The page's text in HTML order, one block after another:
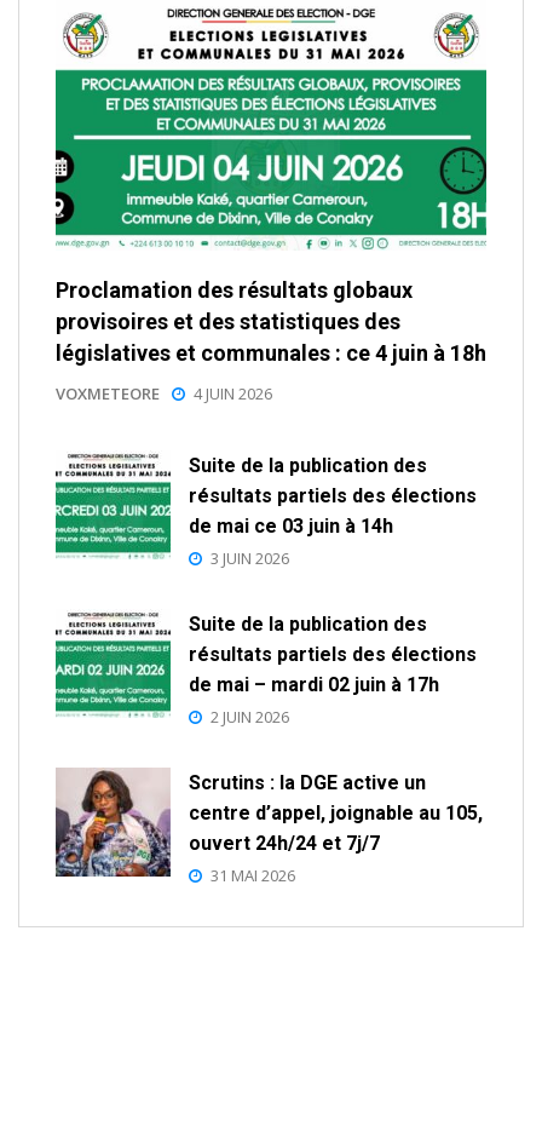
Proclamation des résultats globaux
provisoires et des statistiques des
législatives et communales : ce 4 juin à 18h
VOXMETEORE 4 JUIN 2026
Suite de la publication des
résultats partiels des élections
de mai ce 03 juin à 14h
3 JUIN 2026
Suite de la publication des
résultats partiels des élections
de mai – mardi 02 juin à 17h
2 JUIN 2026
Scrutins : la DGE active un
centre d’appel, joignable au 105,
ouvert 24h/24 et 7j/7
31 MAI 2026